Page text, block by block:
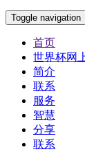
Toggle navigation
首页
世界杯网
简介
联系
服务
智慧
分享
联系